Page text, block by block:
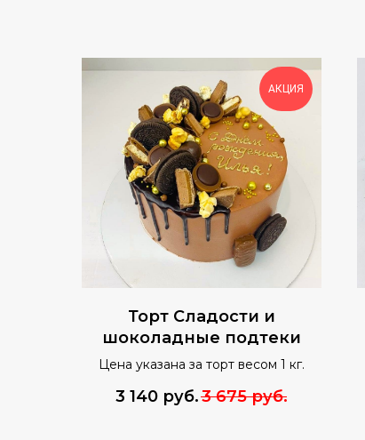
АКЦИЯ
Торт Сладости и
шоколадные подтеки
Цена указана за торт весом 1 кг.
3 140 руб.3 675 руб.